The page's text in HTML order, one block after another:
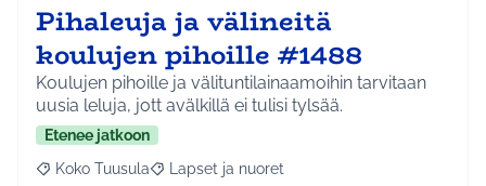
Pihaleuja ja välineitä
koulujen pihoille #1488
Koulujen pihoille ja välituntilainaamoihin tarvitaan
uusia leluja, jott avälkillä ei tulisi tylsää.
Etenee jatkoon
Rajaa tulokset aihepiirin mukaan: Koko Tuusula
Koko Tuusula Rajaa tulokset teeman mukaan: Lapset ja
Lapset ja nuoret